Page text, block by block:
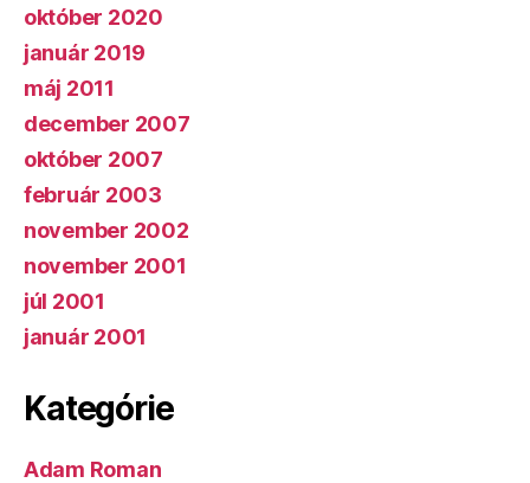
október 2020
január 2019
máj 2011
december 2007
október 2007
február 2003
november 2002
november 2001
júl 2001
január 2001
Kategórie
Adam Roman